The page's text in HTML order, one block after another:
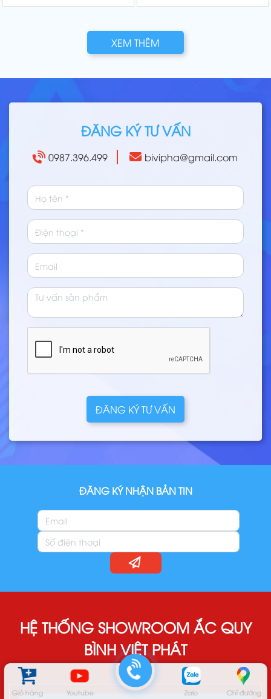
Giỏ hàng Youtube Zalo Chỉ đường
XEM THÊM
ĐĂNG KÝ TƯ VẤN
0987.396.499 bivipha@gmail.com
ĐĂNG KÝ TƯ VẤN
ĐĂNG KÝ NHẬN BẢN TIN
HỆ THỐNG SHOWROOM ẮC QUY
BÌNH VIỆT PHÁT